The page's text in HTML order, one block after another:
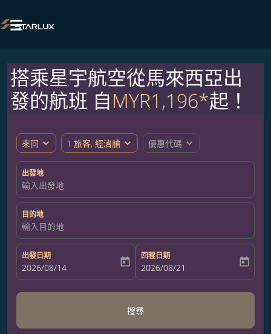

搭乘星宇航空從馬來西亞出
發的航班 自MYR1,196*起！
來回 expand_more 1 旅客, 經濟艙 expand_more 優惠代碼 expand_more
出發地
輸入出發地
目的地
輸入目的地
出發日期
fc-booking-departure-date-aria-label
2026/08/14 today
回程日期
fc-booking-return-date-aria-label
2026/08/21 today
搜尋